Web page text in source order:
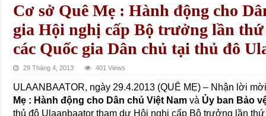
Cơ sở Quê Mẹ : Hành động cho
gia Hội nghị cấp Bộ trưởng lần
các Quốc gia Dân chủ tại thủ đô
29 Tháng 4, 2013 401 Views
ULAANBAATOR, ngày 29.4.2013 (QUÊ MẸ) – Nhận lời
Mẹ : Hành động cho Dân chủ Việt Nam và Ủy ban Bảo
thủ đô Ulaanbaator tham dự Hội nghị cấp Bộ trưởng lần